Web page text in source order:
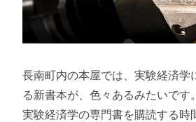
長南町内の本屋では、実験経済学
る新書本が、色々あるみたいです
実験経済学の専門書を購読する時